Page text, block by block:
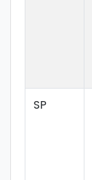
SP